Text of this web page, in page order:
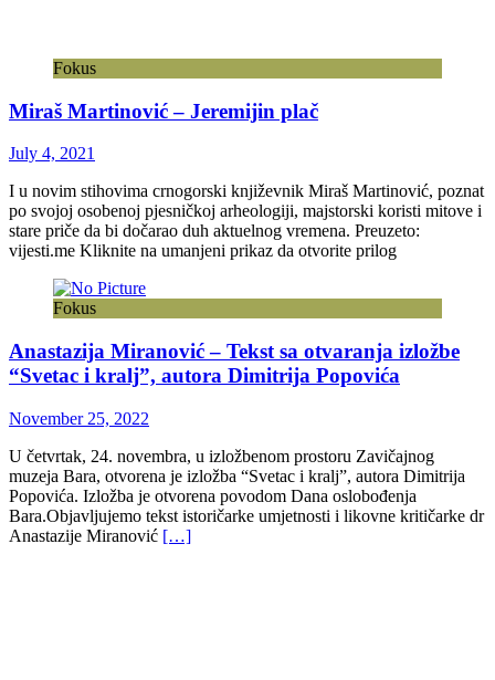
Fokus
Miraš Martinović – Jeremijin plač
July 4, 2021
I u novim stihovima crnogorski književnik Miraš Martinović, poznat
po svojoj osobenoj pjesničkoj arheologiji, majstorski koristi mitove i
stare priče da bi dočarao duh aktuelnog vremena. Preuzeto:
vijesti.me Kliknite na umanjeni prikaz da otvorite prilog
Fokus
Anastazija Miranović – Tekst sa otvaranja izložbe
“Svetac i kralj”, autora Dimitrija Popovića
November 25, 2022
U četvrtak, 24. novembra, u izložbenom prostoru Zavičajnog
muzeja Bara, otvorena je izložba “Svetac i kralj”, autora Dimitrija
Popovića. Izložba je otvorena povodom Dana oslobođenja
Bara.Objavljujemo tekst istoričarke umjetnosti i likovne kritičarke dr
Anastazije Miranović […]